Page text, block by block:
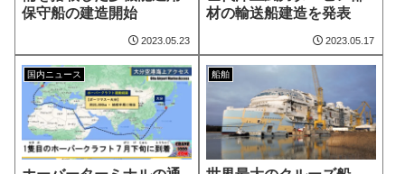
保守船の建造開始
2023.05.23
材の輸送船建造を発表
2023.05.17
国内ニュース 船舶